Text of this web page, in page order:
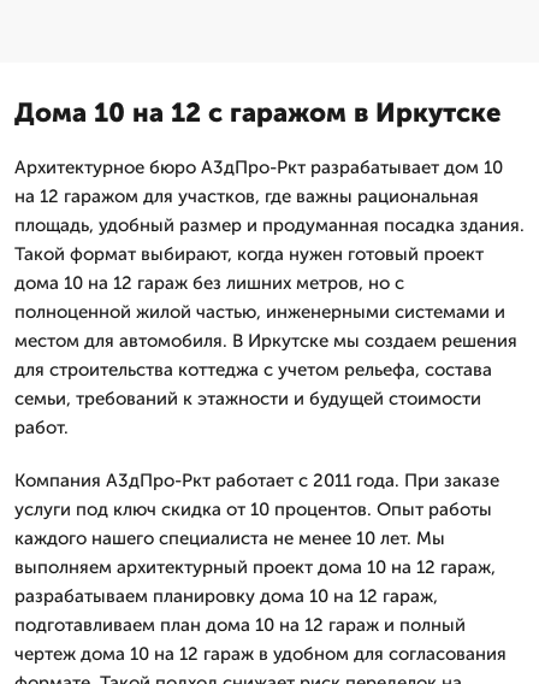
Дома 10 на 12 с гаражом в Иркутске
Архитектурное бюро А3дПро-Ркт разрабатывает дом 10
на 12 гаражом для участков, где важны рациональная
площадь, удобный размер и продуманная посадка здания.
Такой формат выбирают, когда нужен готовый проект
дома 10 на 12 гараж без лишних метров, но с
полноценной жилой частью, инженерными системами и
местом для автомобиля. В Иркутске мы создаем решения
для строительства коттеджа с учетом рельефа, состава
семьи, требований к этажности и будущей стоимости
работ.
Компания А3дПро-Ркт работает с 2011 года. При заказе
услуги под ключ скидка от 10 процентов. Опыт работы
каждого нашего специалиста не менее 10 лет. Мы
выполняем архитектурный проект дома 10 на 12 гараж,
разрабатываем планировку дома 10 на 12 гараж,
подготавливаем план дома 10 на 12 гараж и полный
чертеж дома 10 на 12 гараж в удобном для согласования